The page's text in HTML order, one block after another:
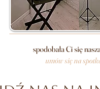
spodobała Ci się
umów się na